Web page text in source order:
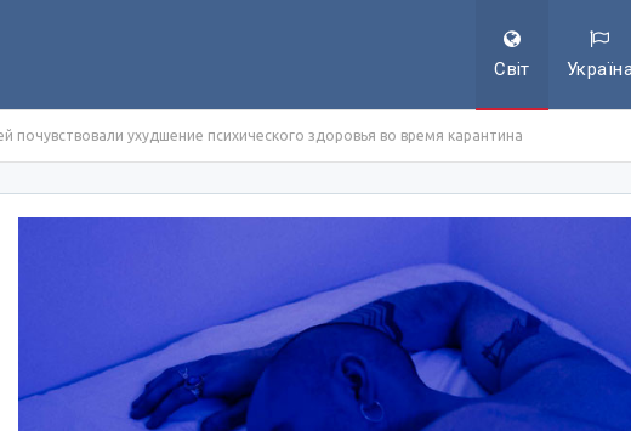
Світ
почувствовали ухудшение психического здоровья во время карантина